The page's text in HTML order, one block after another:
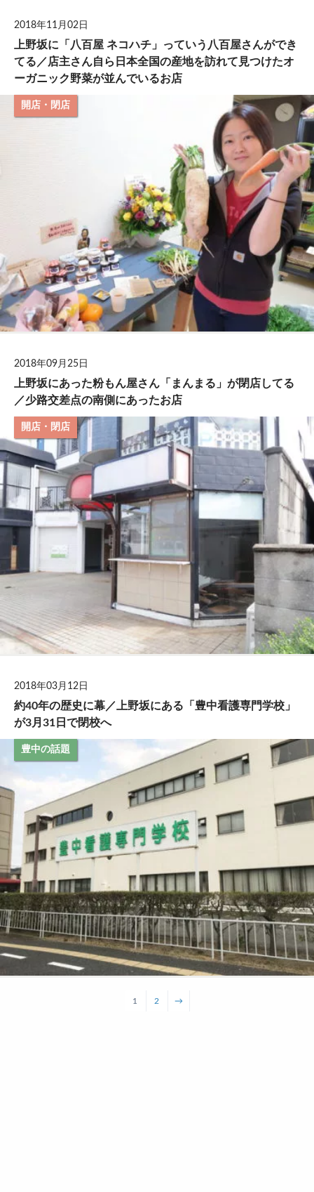
2018年11月02日
上野坂に「八百屋 ネコハチ」っていう八百屋さんができ
てる／店主さん自ら日本全国の産地を訪れて見つけたオ
ーガニック野菜が並んでいるお店
開店・閉店
2018年09月25日
上野坂にあった粉もん屋さん「まんまる」が閉店してる
／少路交差点の南側にあったお店
開店・閉店
2018年03月12日
約40年の歴史に幕／上野坂にある「豊中看護専門学校」
が3月31日で閉校へ
豊中の話題
1 2 →